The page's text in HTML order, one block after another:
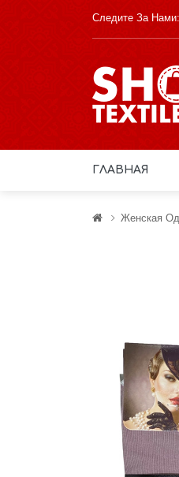
Следите За Нами:
ГЛАВНАЯ
Женская